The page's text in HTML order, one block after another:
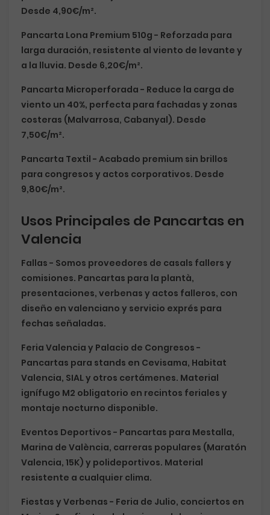
Desde 4,90€/m².
Pancarta Lona Premium 510g - Reforzada para
larga duración, resistente al viento de levante y
a la lluvia. Desde 6,20€/m².
Pancarta Microperforada - Reduce la carga de
viento un 40%, perfecta para fachadas y zonas
costeras (Malvarrosa, Cabanyal). Desde
7,50€/m².
Pancarta Textil - Acabado premium sin brillos
para congresos y actos corporativos. Desde
9,80€/m².
Usos Principales de Pancartas en
Valencia
Fallas - Somos proveedores de casals fallers y
comisiones. Pancartas para la plantà,
presentaciones, verbenas y actos falleros, con
diseño en valenciano y servicio exprés para
fechas señaladas.
Feria Valencia y Palacio de Congresos -
Pancartas para stands en Cevisama, Habitat
Valencia, SIAL y otros certámenes. Material
ignífugo M2 obligatorio en recintos feriales y
montaje nocturno disponible.
Eventos Deportivos - Pancartas para Mestalla,
Marina de València, carreras populares (Maratón
Valencia, 15K) y polideportivos. Material
resistente a cualquier clima.
Fiestas y Verbenas - Feria de Julio, conciertos en